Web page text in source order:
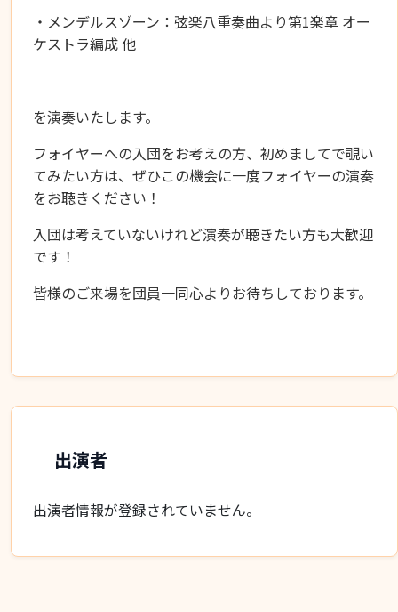
・メンデルスゾーン：弦楽八重奏曲より第1楽章 オー
ケストラ編成 他
を演奏いたします。
フォイヤーへの入団をお考えの方、初めましてで覗い
てみたい方は、ぜひこの機会に一度フォイヤーの演奏
をお聴きください！
入団は考えていないけれど演奏が聴きたい方も大歓迎
です！
皆様のご来場を団員一同心よりお待ちしております。
出演者
出演者情報が登録されていません。